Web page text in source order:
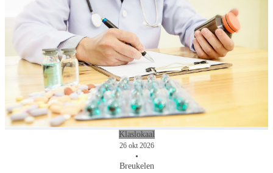
Klaslokaal
26 okt 2026
•
Breukelen